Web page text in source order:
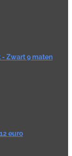
- Zwart 9 maten
euro